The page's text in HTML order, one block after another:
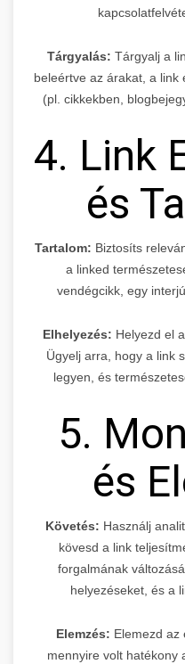
Tárgyalás: Tárgyalj a
beleértve az árakat, a link
(pl. cikkekben,
4. Link
és
Tartalom: Biztosíts
a linked
vendégcikk, egy
Elhelyezés: Helyezd el
Ügyelj arra, hogy a link
legyen, és
5.
és
Követés: Használj
kövesd a link
forgalmának
helyezéseket, és a
Elemzés: Elemezd az
mennyire volt hatékony